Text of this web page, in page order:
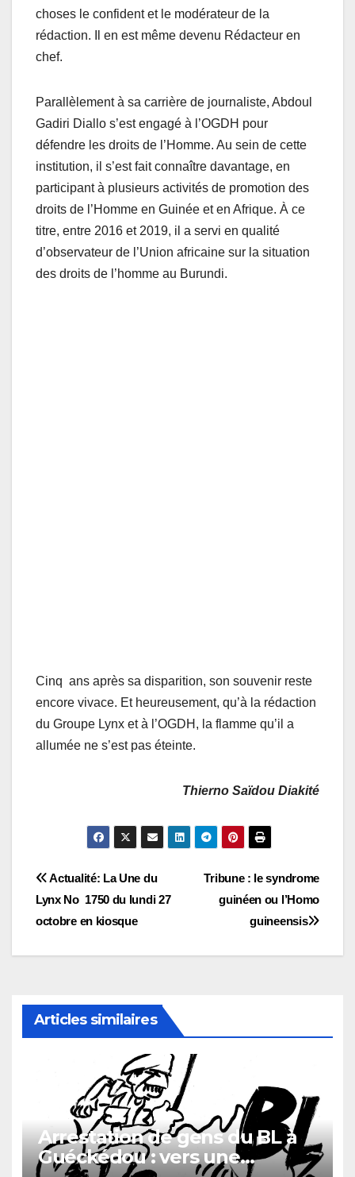
choses le confident et le modérateur de la
rédaction. Il en est même devenu Rédacteur en
chef.
Parallèlement à sa carrière de journaliste, Abdoul
Gadiri Diallo s’est engagé à l’OGDH pour
défendre les droits de l’Homme. Au sein de cette
institution, il s’est fait connaître davantage, en
participant à plusieurs activités de promotion des
droits de l’Homme en Guinée et en Afrique. À ce
titre, entre 2016 et 2019, il a servi en qualité
d’observateur de l’Union africaine sur la situation
des droits de l’homme au Burundi.
Cinq ans après sa disparition, son souvenir reste
encore vivace. Et heureusement, qu’à la rédaction
du Groupe Lynx et à l’OGDH, la flamme qu’il a
allumée ne s’est pas éteinte.
Thierno Saïdou Diakité
Navigation
de
l’article
Tribune : le syndrome
guinéen ou l’Homo
guineensis
Actualité: La Une du
Lynx No 1750 du lundi 27
octobre en kiosque
Articles similaires
Arrestation de gens du BL à
Guéckédou : vers une